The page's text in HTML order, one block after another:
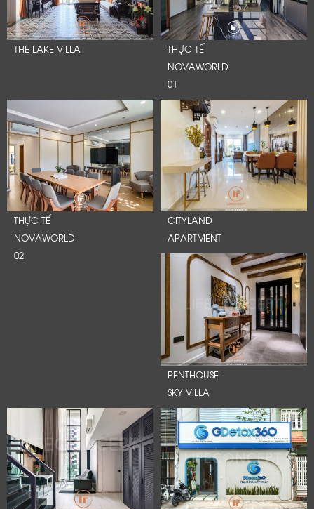
THE LAKE VILLA
THỰC TẾ
NOVAWORLD
01
THỰC TẾ
NOVAWORLD
02
CITYLAND
APARTMENT
PENTHOUSE -
SKY VILLA